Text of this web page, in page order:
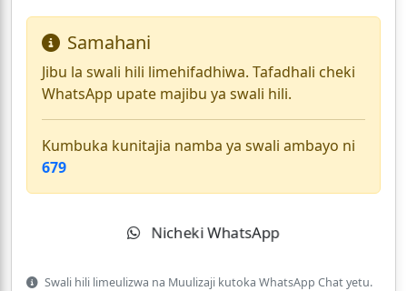
Samahani
Jibu la swali hili limehifadhiwa. Tafadhali cheki
WhatsApp upate majibu ya swali hili.
Kumbuka kunitajia namba ya swali ambayo ni
679
Nicheki WhatsApp
Swali hili limeulizwa na Muulizaji kutoka WhatsApp Chat yetu.